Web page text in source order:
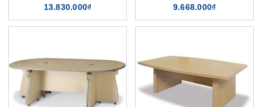
13.830.000₫ 9.668.000₫